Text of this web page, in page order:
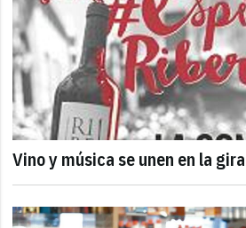
Vino y música se unen en la